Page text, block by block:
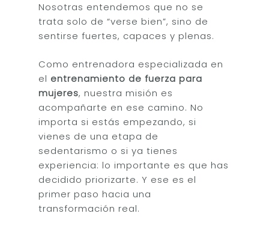
Nosotras entendemos que no se
trata solo de “verse bien”, sino de
sentirse fuertes, capaces y plenas.
Como entrenadora especializada en
el entrenamiento de fuerza para
mujeres, nuestra misión es
acompañarte en ese camino. No
importa si estás empezando, si
vienes de una etapa de
sedentarismo o si ya tienes
experiencia: lo importante es que has
decidido priorizarte. Y ese es el
primer paso hacia una
transformación real.